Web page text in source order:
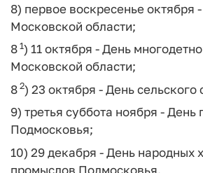
8) первое воскресенье октября
Московской области;
8 1) 11 октября - День
Московской области;
8 2) 23 октября - День сельского
9) третья суббота ноября - День
Подмосковья;
10) 29 декабря - День народных
промыслов Подмосковья.